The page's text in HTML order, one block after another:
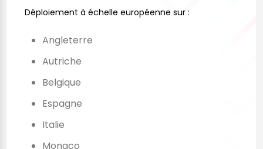
Déploiement à échelle européenne sur :
Angleterre
Autriche
Belgique
Espagne
Italie
Monaco